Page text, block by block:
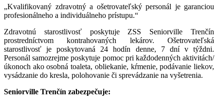
„Kvalifikovaný zdravotný a ošetrovateľský personál je garanciou
profesionálneho a individuálneho prístupu.“
Zdravotnú starostlivosť poskytuje ZSS Seniorville Trenčín
prostredníctvom kontrahovaných lekárov. Ošetrovateľská
starostlivosť je poskytovaná 24 hodín denne, 7 dní v týždni.
Personál samozrejme poskytuje pomoc pri každodenných aktivitách/
úkonoch ako osobná toaleta, obliekanie, kŕmenie, podávanie liekov,
vysádzanie do kresla, polohovanie či sprevádzanie na vyšetrenia.
Seniorville Trenčín zabezpečuje: